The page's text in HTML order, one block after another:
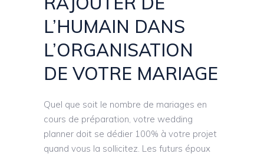
L’HUMAIN DANS
L’ORGANISATION
DE VOTRE MARIAGE
Quel que soit le nombre de mariages en
cours de préparation, votre wedding
planner doit se dédier 100% à votre projet
quand vous la sollicitez. Les futurs époux